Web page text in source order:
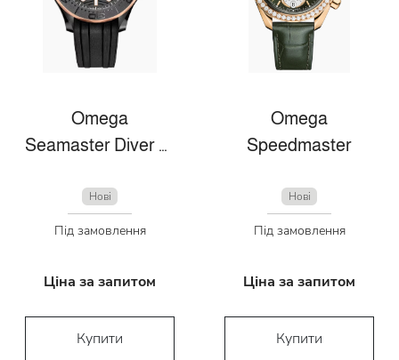
Omega
Seamaster Diver 300m
Нові
Під замовлення
Ціна за запитом
Купити
Omega
Speedmaster
Нові
Під замовлення
Ціна за запитом
Купити